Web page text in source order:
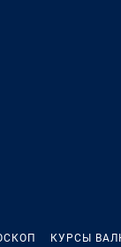
КУРСЫ